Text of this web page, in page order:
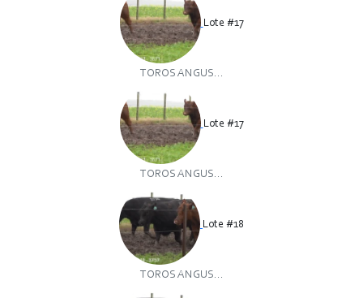
Lote #17
TOROS ANGUS...
Lote #17
TOROS ANGUS...
Lote #18
TOROS ANGUS...